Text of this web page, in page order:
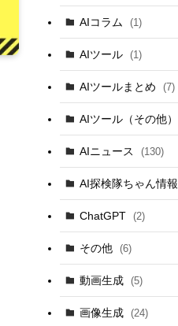
AIコラム (1)
AIツール (1)
AIツールまとめ (7)
AIツール（その他）
AIニュース (130)
AI探検隊ちゃん情報
ChatGPT (2)
その他 (6)
動画生成 (5)
画像生成 (24)